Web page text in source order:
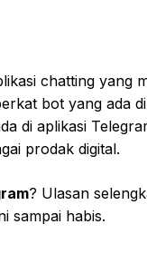
chatting yang
bot yang ada
di aplikasi
prodak digital.
? Ulasan
sampai habis.